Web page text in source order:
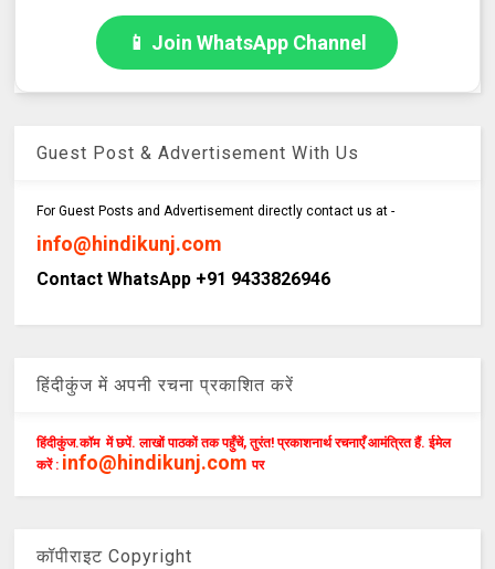
📱 Join WhatsApp Channel
Guest Post & Advertisement With Us
For Guest Posts and Advertisement directly contact us at -
info@hindikunj.com
Contact WhatsApp +91 9433826946
हिंदीकुंज में अपनी रचना प्रकाशित करें
हिंदीकुंज.कॉम में छपें. लाखों पाठकों तक पहुँचें, तुरंत! प्रकाशनार्थ रचनाएँ आमंत्रित हैं. ईमेल
करें : info@hindikunj.com पर
कॉपीराइट Copyright